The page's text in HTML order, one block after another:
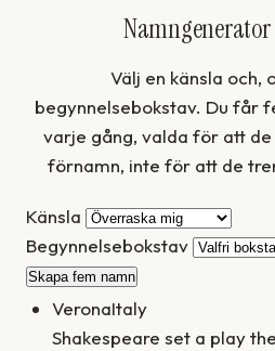
Välj en känsla och,
begynnelsebokstav. Du får
varje gång, valda för att
förnamn, inte för att de
Känsla
Begynnelsebokstav
Skapa fem namn
VeronaItaly
Shakespeare set a play